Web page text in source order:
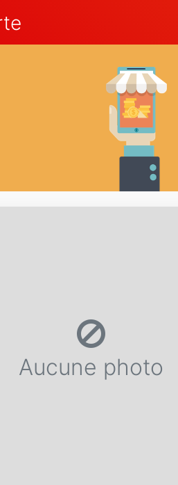
Aucune photo